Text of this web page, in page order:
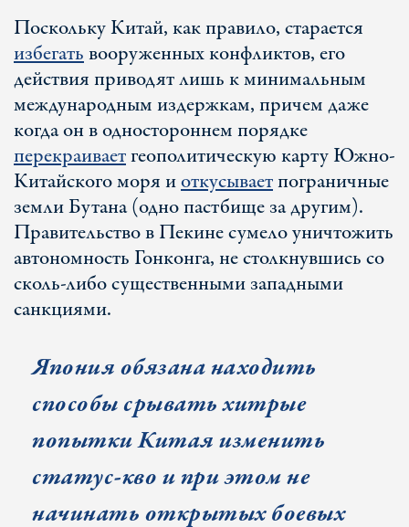
Поскольку Китай, как правило, старается
избегатьвооруженных конфликтов, его
действия приводят лишь к минимальным
международным издержкам, причем даже
когда он в одностороннем порядке
перекраиваетгеополитическую карту Южно-
Китайского моря иоткусываетпограничные
земли Бутана (одно пастбище за другим).
Правительство в Пекине сумело уничтожить
автономность Гонконга, не столкнувшись со
сколь-либо существенными западными
санкциями.
Япония обязана находить
способы срывать хитрые
попытки Китая изменить
статус-кво и при этом не
начинать открытых боевых